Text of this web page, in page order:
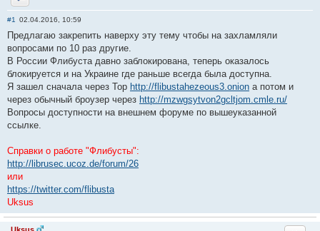
Отправить личное сообщение
#1 02.04.2016, 10:59
Предлагаю закрепить наверху эту тему чтобы на захламляли
вопросами по 10 раз другие.
В России Флибуста давно заблокирована, теперь оказалось
блокируется и на Украине где раньше всегда была доступна.
Я зашел сначала через Тор http://flibustahezeous3.onion а потом и
через обычный броузер через http://mzwgsytvon2gcltjom.cmle.ru/
Вопросы доступности на внешнем форуме по вышеуказанной
ссылке.
Справки о работе "Флибусты":
http://librusec.ucoz.de/forum/26
или
https://twitter.com/flibusta
Uksus